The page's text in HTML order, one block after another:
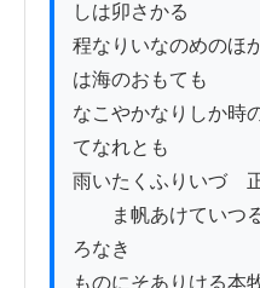
しは卯さかる
程なりいなのめのほ
は海のおもても
なこやかなりしか時
てなれとも
雨いたくふりいづ　
ま帆あけていつる
ろなき
ものにそありける本